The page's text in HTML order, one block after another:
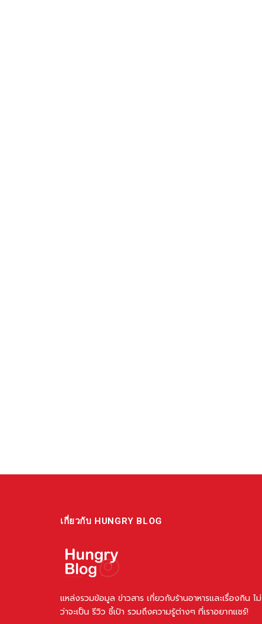
เกี่ยวกับ HUNGRY BLOG
แหล่งรวมข้อมูล ข่าวสาร เกี่ยวกับร้านอาหารและเรื่องกิน ไม่
ว่าจะเป็น รีวิว ชี้เป้า รวมถึงความรู้ต่างๆ ที่เราอยากแชร์!